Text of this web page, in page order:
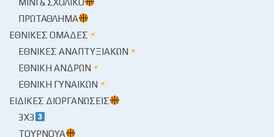
ΠΡΩΤΆΘΛΗΜΑ
ΕΘΝΙΚΈΣ ΟΜΆΔΕΣ
ΕΘΝΙΚΈΣ ΑΝΑΠΤΥΞΙΑΚΏΝ
ΕΘΝΙΚΉ ΑΝΔΡΏΝ
ΕΘΝΙΚΉ ΓΥΝΑΙΚΏΝ
ΕΙΔΙΚΈΣ ΔΙΟΡΓΑΝΏΣΕΙΣ
3X3
ΤΟΥΡΝΟΥΆ